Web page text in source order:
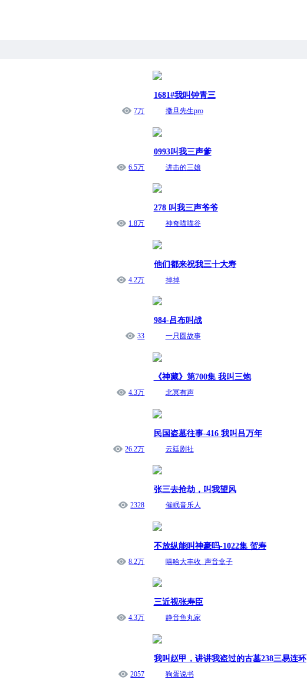
7万
6.5万
1.8万
4.2万
33
4.3万
26.2万
2328
8.2万
4.3万
2057
1681#我叫钟青三
撒旦先生pro
0993叫我三声爹
进击的三娘
278 叫我三声爷爷
神奇喵喵谷
他们都来祝我三十大寿
掉掉
984-吕布叫战
一只圆故事
《神藏》第700集 我叫三炮
北冥有声
民国盗墓往事-416 我叫吕万年
云廷剧社
张三去抢劫，叫我望风
催眠音乐人
不放纵能叫神豪吗-1022集 贺寿
嘻哈大丰收_声音盒子
三近视张寿臣
静音鱼丸家
我叫赵甲，讲讲我盗过的古墓238三易连环
狗蛋说书